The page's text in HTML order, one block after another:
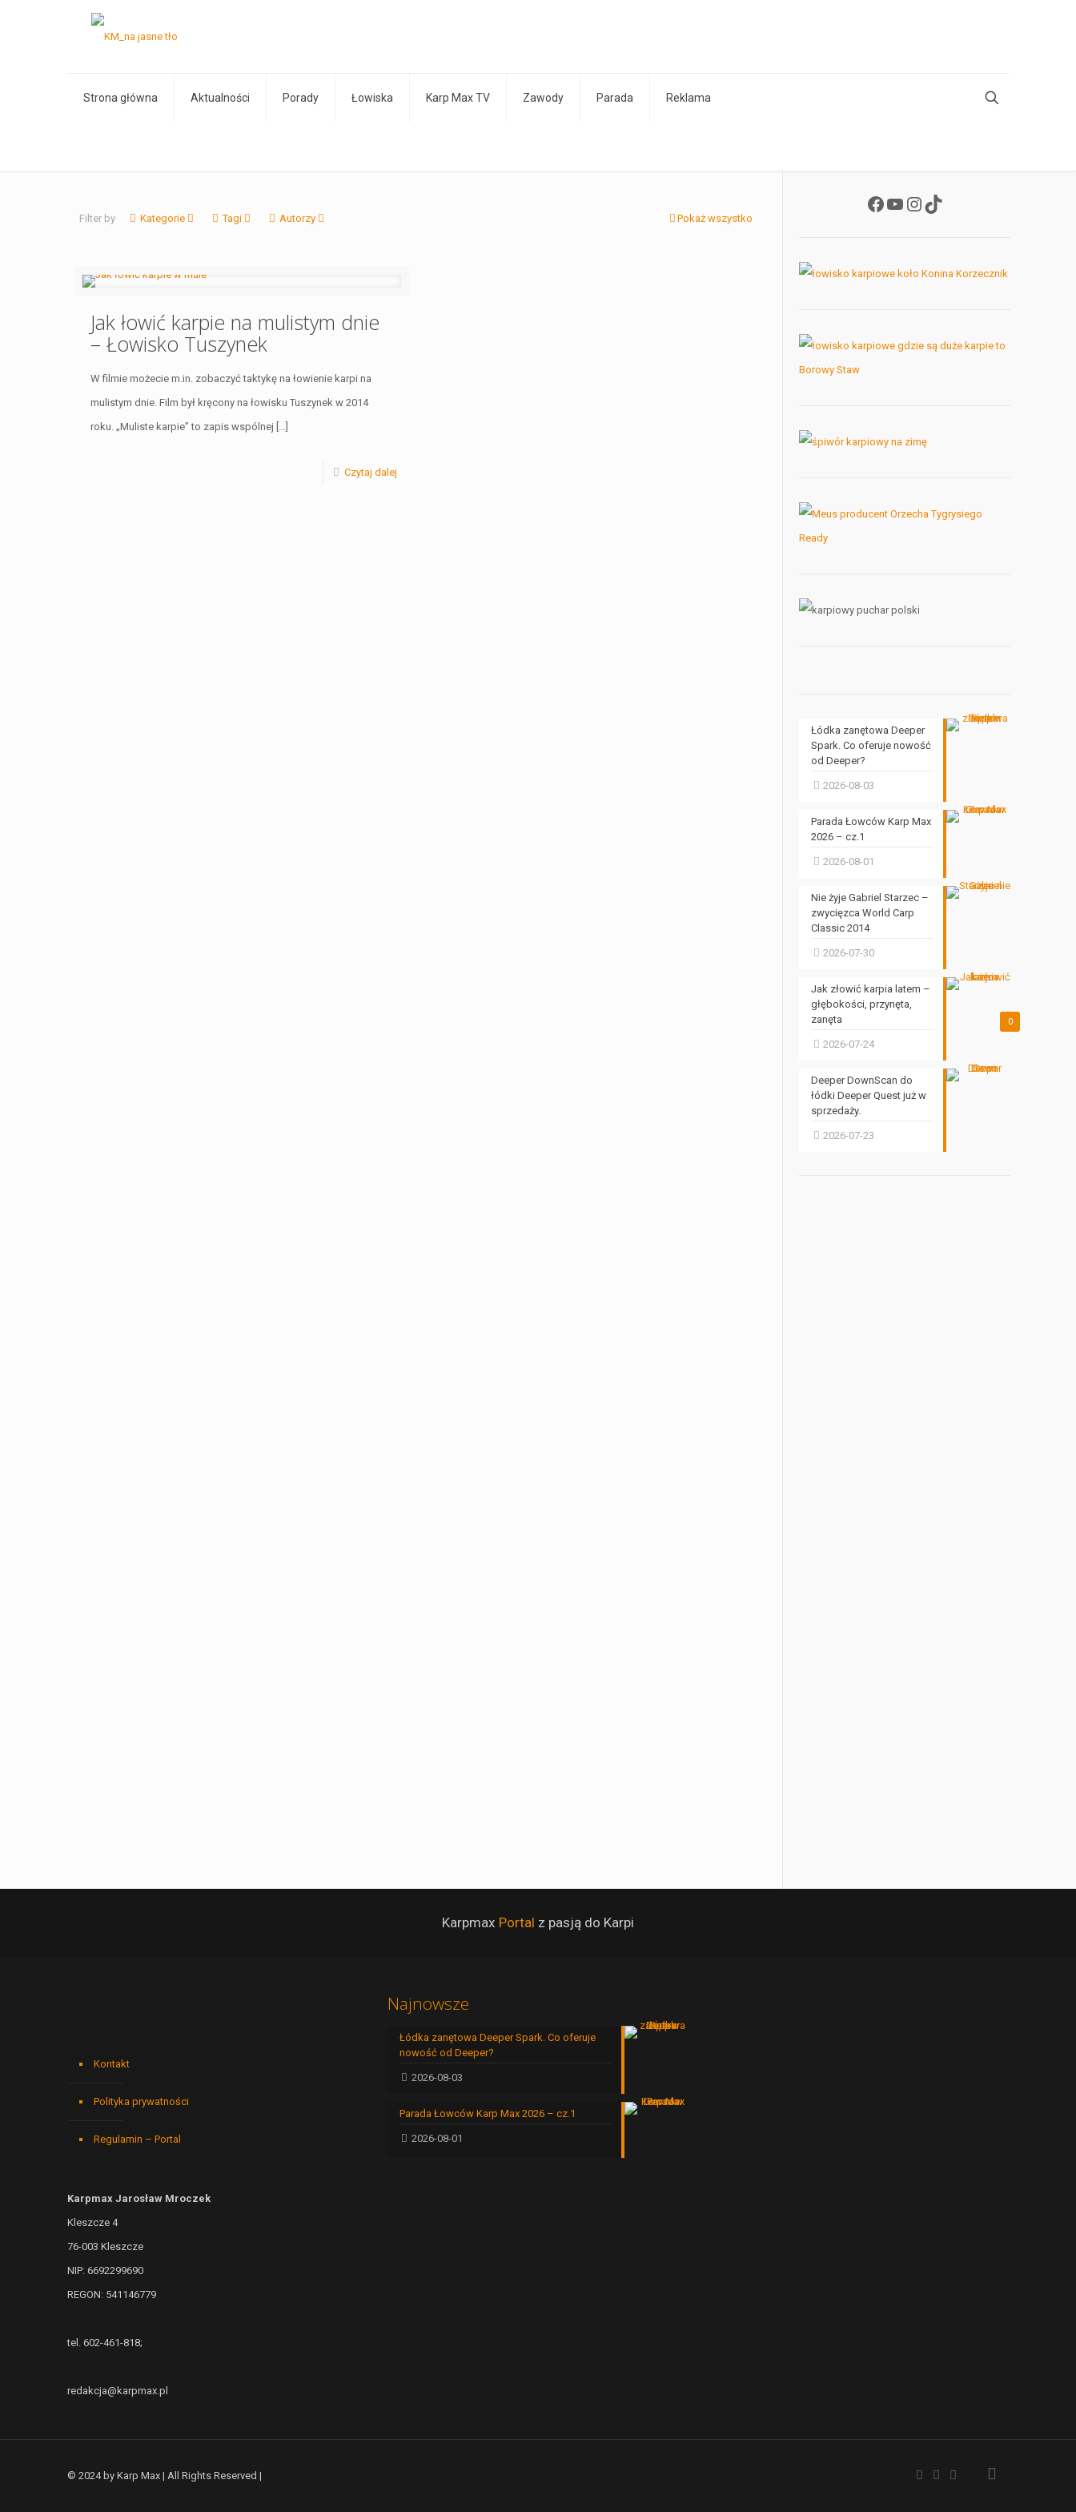
Strona główna Aktualności Porady Łowiska Karp Max TV Zawody Parada Reklama
Filter by Kategorie Tagi Autorzy Pokaż wszystko
Jak łowić karpie na mulistym dnie
– Łowisko Tuszynek
W filmie możecie m.in. zobaczyć taktykę na łowienie karpi na
mulistym dnie. Film był kręcony na łowisku Tuszynek w 2014
roku. „Muliste karpie” to zapis wspólnej […]
Czytaj dalej
Facebook
YouTube
Instagram
TikTok
Łódka zanętowa Deeper
Spark. Co oferuje nowość
od Deeper?
2026-08-03
Parada Łowców Karp Max
2026 – cz.1
2026-08-01
Nie żyje Gabriel Starzec –
zwycięzca World Carp
Classic 2014
2026-07-30
0
Jak złowić karpia latem –
głębokości, przynęta,
zanęta
2026-07-24
Deeper DownScan do
łódki Deeper Quest już w
sprzedaży.
2026-07-23
Karpmax Portal z pasją do Karpi
Kontakt
Polityka prywatności
Regulamin – Portal
Karpmax Jarosław Mroczek
Kleszcze 4
76-003 Kleszcze
NIP: 6692299690
REGON: 541146779
tel. 602-461-818;
redakcja@karpmax.pl
Najnowsze
Łódka zanętowa Deeper Spark. Co oferuje
nowość od Deeper?
2026-08-03
Parada Łowców Karp Max 2026 – cz.1
2026-08-01
© 2024 by Karp Max | All Rights Reserved |